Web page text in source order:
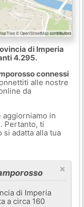
di Imperia
4.295.
connessi
alle nostre
da
aggiorniamo in
Pertanto, ti
si adatta alla tua
×
di Imperia
a circa 160